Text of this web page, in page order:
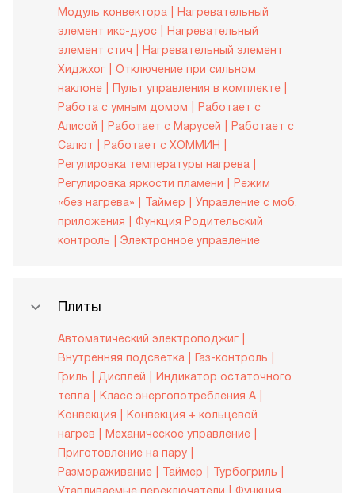
Модуль конвектора
Нагревательный
элемент икс-дуос
Нагревательный
элемент стич
Нагревательный элемент
Хиджхог
Отключение при сильном
наклоне
Пульт управления в комплекте
Работа с умным домом
Работает с
Алисой
Работает с Марусей
Работает с
Салют
Работает с ХОММИН
Регулировка температуры нагрева
Регулировка яркости пламени
Режим
«без нагрева»
Таймер
Управление c моб.
приложения
Функция Родительский
контроль
Электронное управление
Плиты
Автоматический электроподжиг
Внутренняя подсветка
Газ-контроль
Гриль
Дисплей
Индикатор остаточного
тепла
Класс энергопотребления A
Конвекция
Конвекция + кольцевой
нагрев
Механическое управление
Приготовление на пару
Размораживание
Таймер
Турбогриль